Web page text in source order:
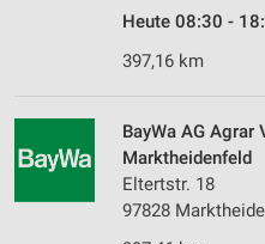
Heute 08:30 -
397,16 km
BayWa AG
Marktheidenfeld
Eltertstr. 18
97828